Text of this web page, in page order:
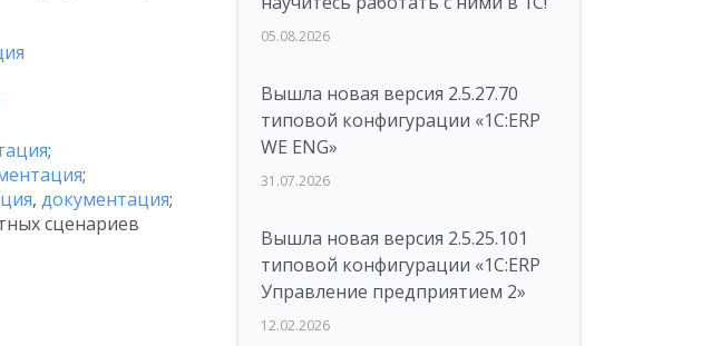
;
;
, документация;
сценариев
05.08.2026
Вышла новая версия 2.5.27.70
типовой конфигурации «1С:ERP
WE ENG»
31.07.2026
Вышла новая версия 2.5.25.101
типовой конфигурации «1С:ERP
Управление предприятием 2»
12.02.2026